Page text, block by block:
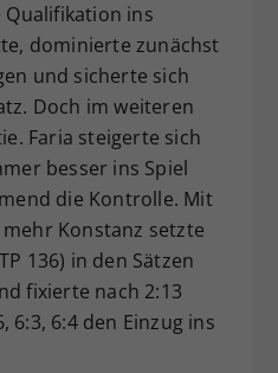
Qualifikation ins
dominierte zunächst
und sicherte sich
Doch im weiteren
Faria steigerte sich
besser ins Spiel
die Kontrolle. Mit
Konstanz setzte
136) in den Sätzen
fixierte nach 2:13
6:3, 6:4 den Einzug ins